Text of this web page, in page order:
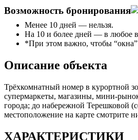
Возможность бронирования
Менее 10 дней — нельзя.
На 10 и более дней — в любое
*При этом важно, чтобы
Описание объекта
Трёхкомнатный номер в курортной
супермаркеты, магазины, мини-
города; до набережной Терешковой
местоположение на карте смотрите
ХАРАКТЕРИСТИКИ